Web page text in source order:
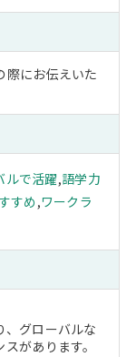
際にお伝えいた
ルで活躍,語学力
すめ,ワークラ
、グローバルな
があります。